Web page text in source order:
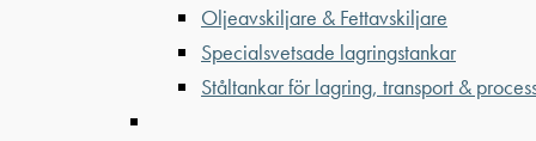
Oljeavskiljare & Fettavskiljare
Specialsvetsade lagringstankar
Ståltankar för lagring, transport &